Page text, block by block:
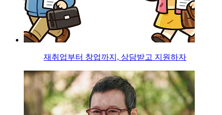
재취업부터 창업까지, 상담받고 지원하자